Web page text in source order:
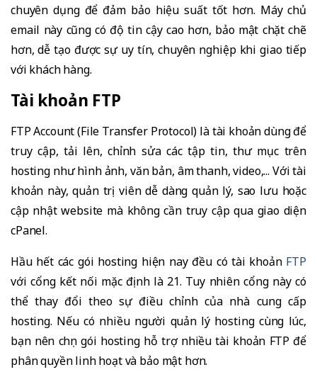
chuyên dụng để đảm bảo hiệu suất tốt hơn. Máy chủ
email này cũng có độ tin cậy cao hơn, bảo mật chặt chẽ
hơn, dễ tạo được sự uy tín, chuyên nghiệp khi giao tiếp
với khách hàng.
Tài khoản FTP
FTP Account (File Transfer Protocol) là tài khoản dùng để
truy cập, tải lên, chỉnh sửa các tập tin, thư mục trên
hosting như hình ảnh, văn bản, âm thanh, video,... Với tài
khoản này, quản trị viên dễ dàng quản lý, sao lưu hoặc
cập nhật website mà không cần truy cập qua giao diện
cPanel.
Hầu hết các gói hosting hiện nay đều có tài khoản FTP
với cổng kết nối mặc định là 21. Tuy nhiên cổng này có
thể thay đổi theo sự điều chỉnh của nhà cung cấp
hosting. Nếu có nhiều người quản lý hosting cùng lúc,
bạn nên chọn gói hosting hỗ trợ nhiều tài khoản FTP để
phân quyền linh hoạt và bảo mật hơn.